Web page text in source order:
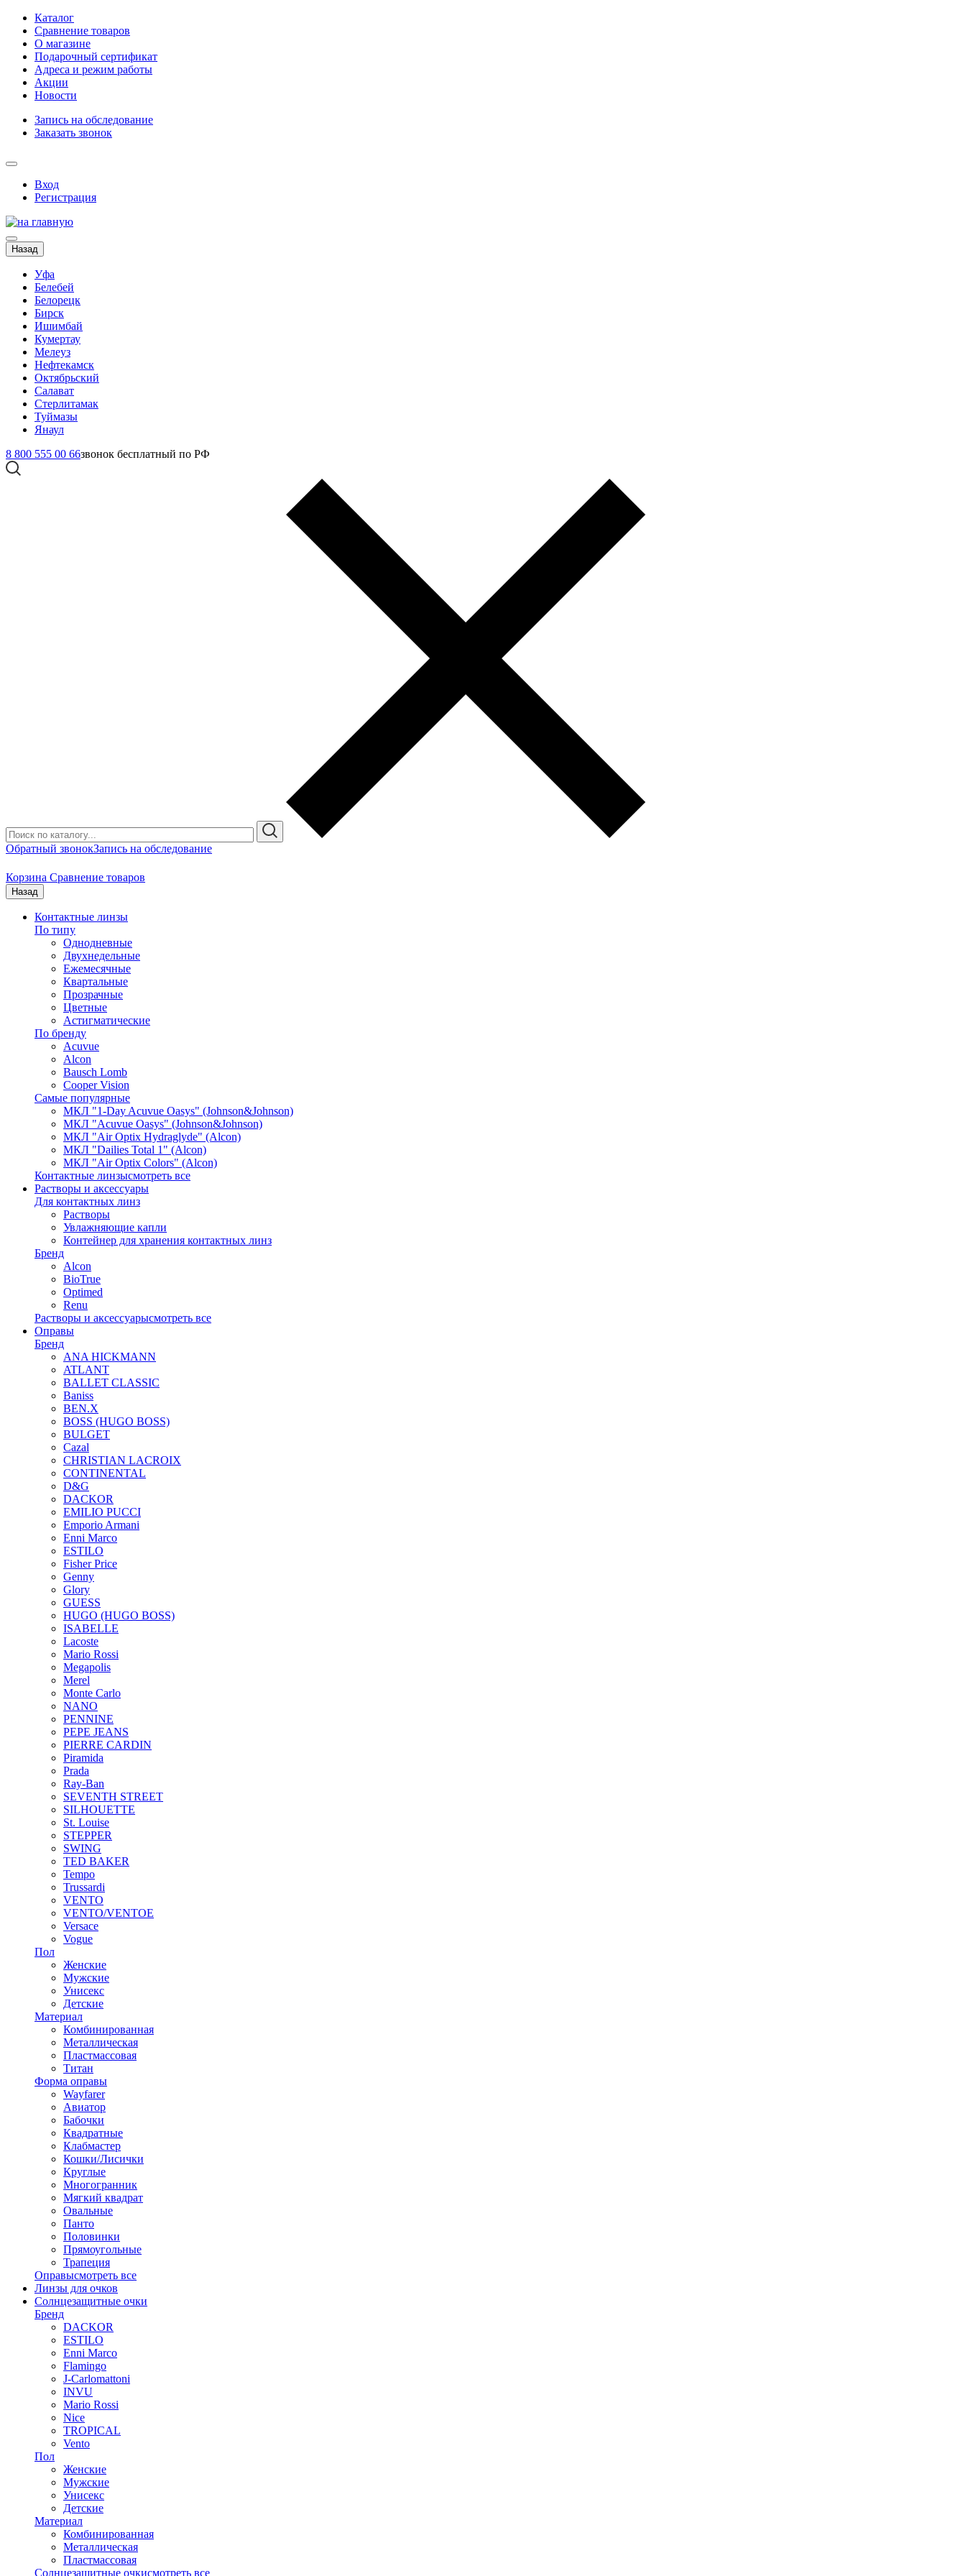
Каталог
Сравнение товаров
О магазине
Подарочный сертификат
Адреса и режим работы
Акции
Новости
Запись на обследование
Заказать звонок
Вход
Регистрация
Назад
Уфа
Белебей
Белорецк
Бирск
Ишимбай
Кумертау
Мелеуз
Нефтекамск
Октябрьский
Салават
Стерлитамак
Туймазы
Янаул
8 800 555 00 66звонок бесплатный по РФ
Обратный звонокЗапись на обследование
Корзина Сравнение товаров
Назад
Контактные линзы
По типу
Однодневные
Двухнедельные
Ежемесячные
Квартальные
Прозрачные
Цветные
Астигматические
По бренду
Acuvue
Alcon
Bausch Lomb
Cooper Vision
Самые популярные
МКЛ "1-Day Acuvue Oasys" (Johnson&Johnson)
МКЛ "Acuvue Oasys" (Johnson&Johnson)
МКЛ "Air Optix Hydraglyde" (Alcon)
МКЛ "Dailies Total 1" (Alcon)
МКЛ "Air Optix Colors" (Alcon)
Контактные линзысмотреть все
Растворы и аксессуары
Для контактных линз
Растворы
Увлажняющие капли
Контейнер для хранения контактных линз
Бренд
Alcon
BioTrue
Optimed
Renu
Растворы и аксессуарысмотреть все
Оправы
Бренд
ANA HICKMANN
ATLANT
BALLET CLASSIC
Baniss
BEN.X
BOSS (HUGO BOSS)
BULGET
Cazal
CHRISTIAN LACROIX
CONTINENTAL
D&G
DACKOR
EMILIO PUCCI
Emporio Armani
Enni Marco
ESTILO
Fisher Price
Genny
Glory
GUESS
HUGO (HUGO BOSS)
ISABELLE
Lacoste
Mario Rossi
Megapolis
Merel
Monte Carlo
NANO
PENNINE
PEPE JEANS
PIERRE CARDIN
Piramida
Prada
Ray-Ban
SEVENTH STREET
SILHOUETTE
St. Louise
STEPPER
SWING
TED BAKER
Tempo
Trussardi
VENTO
VENTO/VENTOE
Versace
Vogue
Пол
Женские
Мужские
Унисекс
Детские
Материал
Комбинированная
Металлическая
Пластмассовая
Титан
Форма оправы
Wayfarer
Авиатор
Бабочки
Квадратные
Клабмастер
Кошки/Лисички
Круглые
Многогранник
Мягкий квадрат
Овальные
Панто
Половинки
Прямоугольные
Трапеция
Оправысмотреть все
Линзы для очков
Солнцезащитные очки
Бренд
DACKOR
ESTILO
Enni Marco
Flamingo
J-Carlomattoni
INVU
Mario Rossi
Nice
TROPICAL
Vento
Пол
Женские
Мужские
Унисекс
Детские
Материал
Комбинированная
Металлическая
Пластмассовая
Солнцезащитные очкисмотреть все